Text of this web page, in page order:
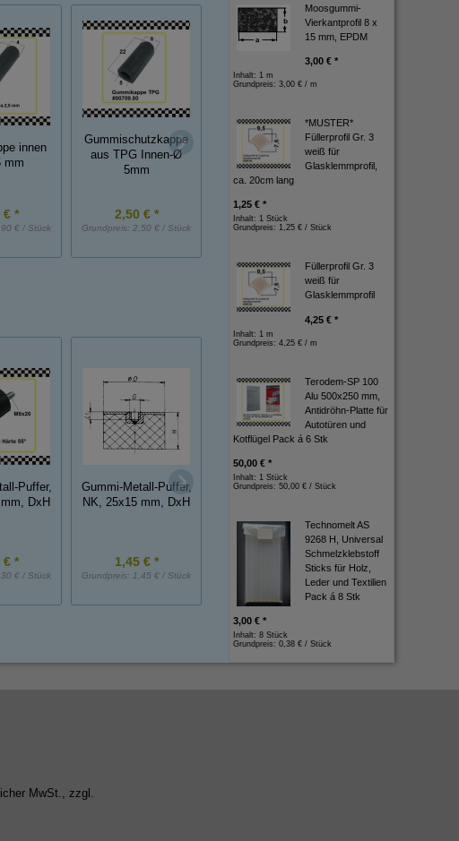
innen
mm
€ *
€ / Stück
Gummischutzkappe
aus TPG Innen-Ø
5mm
2,50 € *
Grundpreis: 2,50 € / Stück
Gummikappe oben
geschlossen
4,90 € *
Grundpreis:4,90 € / Stück
Puffer,
DxH
€ *
€ / Stück
Gummi-Metall-Puffer,
NK, 25x15 mm, DxH
1,45 € *
Grundpreis: 1,45 € / Stück
Gelenkbolzenschelle
Grundpreis:
Moosgummi-
Vierkantprofil 8 x
15 mm, EPDM
3,00 € *
Inhalt: 1 m
Grundpreis: 3,00 € / m
*MUSTER*
Füllerprofil Gr. 3
weiß für
Glasklemmprofil,
ca. 20cm lang
1,25 € *
Inhalt: 1 Stück
Grundpreis: 1,25 € / Stück
Füllerprofil Gr. 3
weiß für
Glasklemmprofil
4,25 € *
Inhalt: 1 m
Grundpreis: 4,25 € / m
Terodem-SP 100
Alu 500x250 mm,
Antidröhn-Platte für
Autotüren und
Kotflügel Pack á 6 Stk
50,00 € *
Inhalt: 1 Stück
Grundpreis: 50,00 € / Stück
Technomelt AS
9268 H, Universal
Schmelzklebstoff
Sticks für Holz,
Leder und Textilien
Pack á 8 Stk
3,00 € *
Inhalt: 8 Stück
Grundpreis: 0,38 € / Stück
MwSt., zzgl.